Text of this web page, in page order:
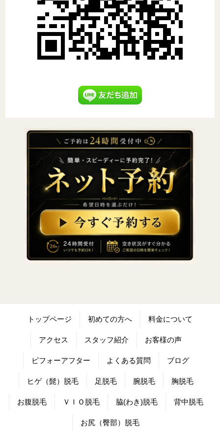
トップページ 初めての方へ 料金について
アクセス スタッフ紹介 お客様の声
ビフォーアフター よくある質問 ブログ
ヒゲ（髭）脱毛 足脱毛 腕脱毛 胸脱毛
お腹脱毛 ＶＩＯ脱毛 脇(わき)脱毛 背中脱毛
お尻（臀部）脱毛